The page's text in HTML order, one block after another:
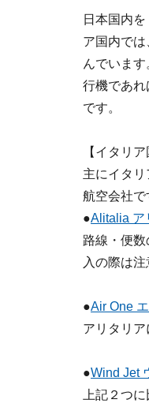
日本国内
ア国内で
んでいま
行機であ
です。
【イタリ
主にイタ
航空会社で
●Alitalia ア
路線・便
入の際は注
●Air One
アリタリア
●Wind Jet
上記２つ